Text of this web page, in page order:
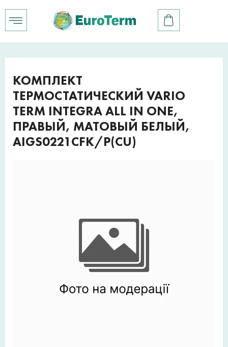
КОМПЛЕКТ
ТЕРМОСТАТИЧЕСКИЙ VARIO
TERM INTEGRA ALL IN ONE,
ПРАВЫЙ, МАТОВЫЙ БЕЛЫЙ,
AIGS0221CFK/P(CU)